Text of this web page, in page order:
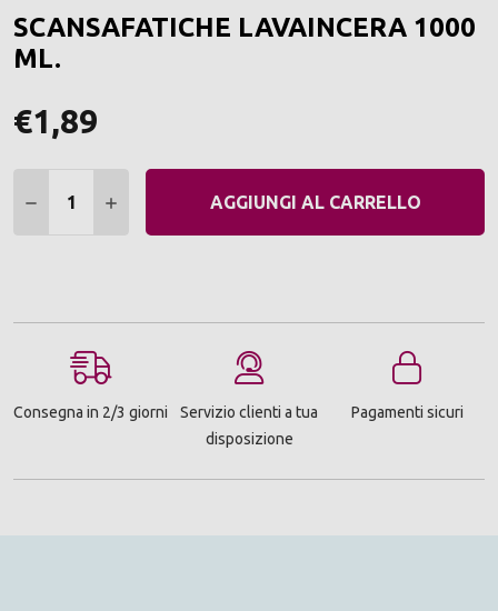
DEI
SCANSAFATICHE LAVAINCERA 1000
ML.
€1,89
DIMINUIRE QUANTITÀ:
AUMENTARE QUANTITÀ:
AGGIUNGI AL CARRELLO
Consegna in 2/3 giorni
Servizio clienti a tua
disposizione
Pagamenti sicuri